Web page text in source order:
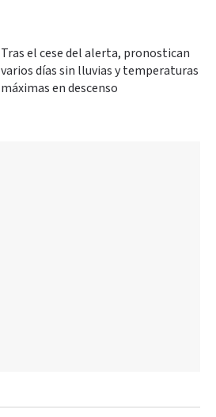
Tras el cese del alerta, pronostican
varios días sin lluvias y temperaturas
máximas en descenso